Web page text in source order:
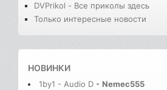
DVPrikol - Все приколы здесь
Только интересные новости
НОВИНКИ
1by1 - Audio D - Nemec555